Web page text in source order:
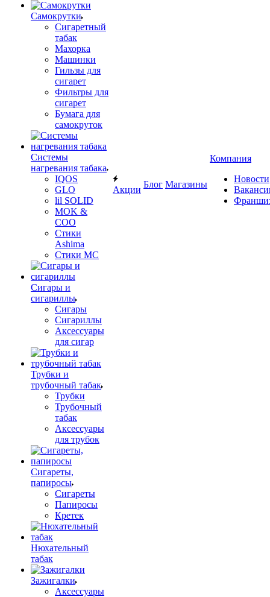
Самокрутки
Сигаретный
табак
Махорка
Машинки
Гильзы для
сигарет
Фильтры для
сигарет
Бумага для
самокруток
Системы
нагревания табака
IQOS
GLO
lil SOLID
MOK &
COO
Стики
Ashima
Стики MC
Сигары и
сигариллы
Сигары
Сигариллы
Аксессуары
для сигар
Трубки и
трубочный табак
Трубки
Трубочный
табак
Аксессуары
для трубок
Сигареты,
папиросы
Сигареты
Папиросы
Кретек
Нюхательный
табак
Зажигалки
Аксессуары
Акции
Блог Магазины
Компания
Новости